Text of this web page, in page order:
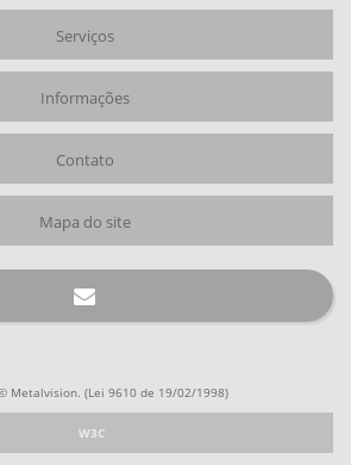
Serviços
Informações
Contato
Mapa do site
Metalvision. (Lei 9610 de 19/02/1998)
W3C